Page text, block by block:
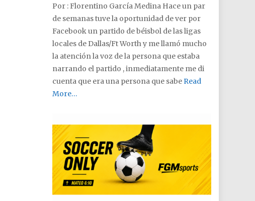
Por : Florentino García Medina Hace un par
de semanas tuve la oportunidad de ver por
Facebook un partido de béisbol de las ligas
locales de Dallas/Ft Worth y me llamó mucho
la atención la voz de la persona que estaba
narrando el partido , inmediatamente me di
cuenta que era una persona que sabe Read
More…